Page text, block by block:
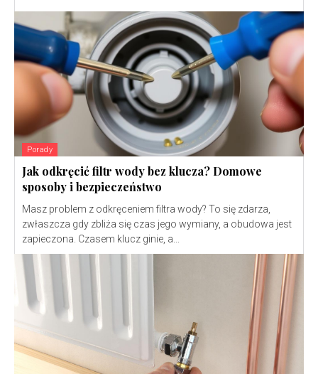
Porady
Jak odkręcić filtr wody bez klucza? Domowe
sposoby i bezpieczeństwo
Masz problem z odkręceniem filtra wody? To się zdarza,
zwłaszcza gdy zbliża się czas jego wymiany, a obudowa jest
zapieczona. Czasem klucz ginie, a...